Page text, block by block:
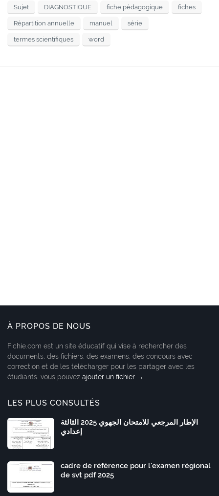
Sujet DIAGNOSTIQUE fiche pédagogique fiches
Répartition annuelle manuel série
termes scientifiques word
À PROPOS DE NOUS
Fichie.com est un site éducatif qui vise à rechercher des
documents, des fichiers, des examens, des concours avec
correction et de les télécharger pour les partager avec les
étudiants. vous pouvez ajouter un fichier →
LES PLUS CONSULTÉS
الإطار المرجعي للامتحان الجهوي 2025 الثالثة
إعدادي
cadre de référence pour l'examen régional
de svt pdf 2025